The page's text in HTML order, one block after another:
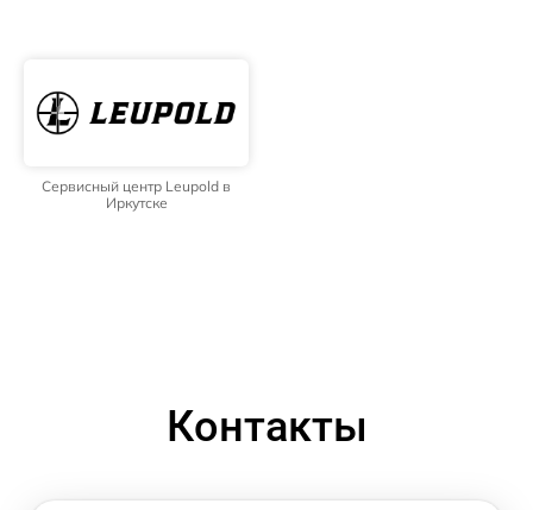
Сервисный центр Leupold в
Иркутске
Контакты